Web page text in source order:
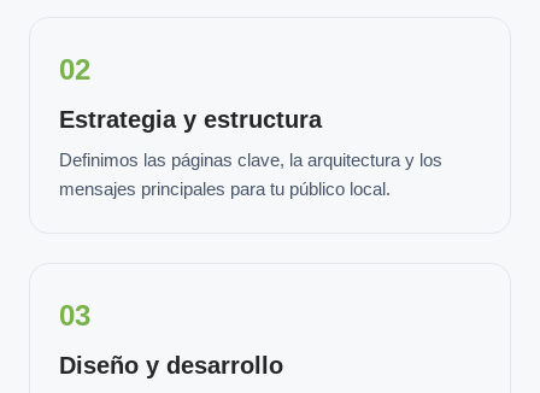
02
Estrategia y estructura
Definimos las páginas clave, la arquitectura y los
mensajes principales para tu público local.
03
Diseño y desarrollo